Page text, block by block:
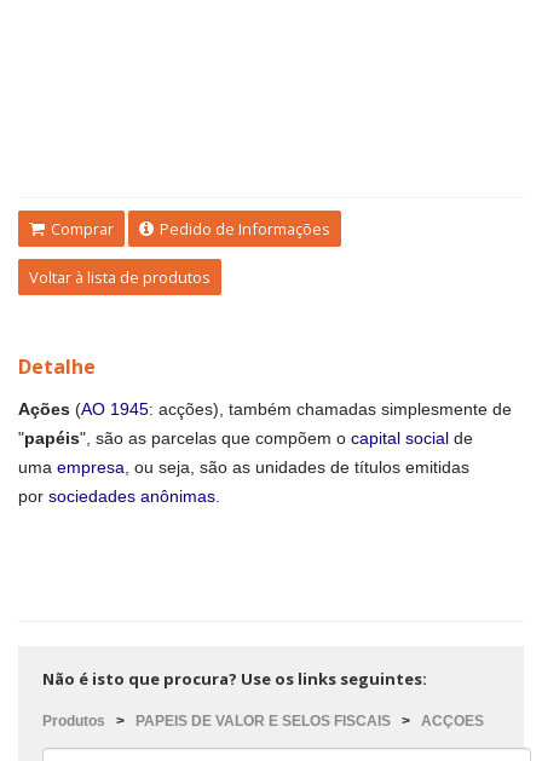
Comprar Pedido de Informações
Voltar à lista de produtos
Detalhe
Ações (AO 1945: acções) , também chamadas simplesmente de
"papéis", são as parcelas que compõem o capital social de
uma empresa , ou seja, são as unidades de títulos emitidas
por sociedades anônimas
Não é isto que procura? Use os links seguintes:
Produtos > PAPEIS DE VALOR E SELOS FISCAIS > ACÇOES